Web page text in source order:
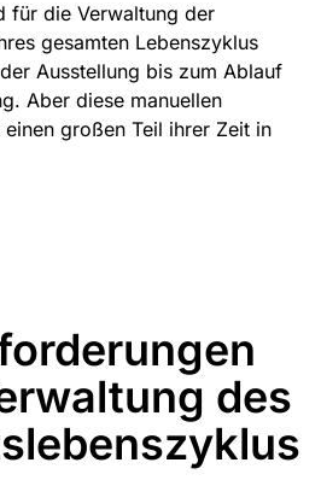
für die Verwaltung der
gesamten Lebenszyklus
Ausstellung bis zum Ablauf
Aber diese manuellen
großen Teil ihrer Zeit in
des